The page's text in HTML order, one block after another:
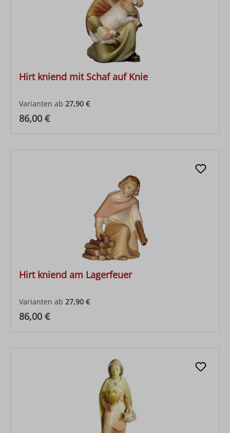
Hirt kniend mit Schaf auf Knie
Varianten ab 27,90 €
Regulärer Preis:
86,00 €
Hirt kniend am Lagerfeuer
Varianten ab 27,90 €
Regulärer Preis:
86,00 €